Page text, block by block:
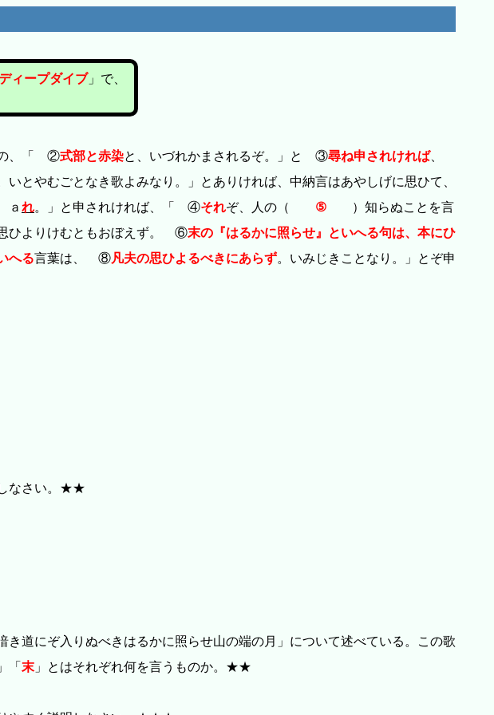
ィープダイブ」で、
の、「 ②式部と赤染と、いづれかまされるぞ。」と ③尋ね申されければ、
とやむごとなき歌よみなり。」とありければ、中納言はあやしげに思ひて、
ａ れ。」と申されければ、「 ④それぞ、人の（ ⑤ ）知らぬことを言
ひよりけむともおぼえず。 ⑥末の『はるかに照らせ』といへる句は、本にひ
へる言葉は、 ⑧凡夫の思ひよるべきにあらず。いみじきことなり。」とぞ申
しなさい。★★
き道にぞ入りぬべきはるかに照らせ山の端の月」について述べている。この歌
「 末 」とはそれぞれ何を言うものか。★★